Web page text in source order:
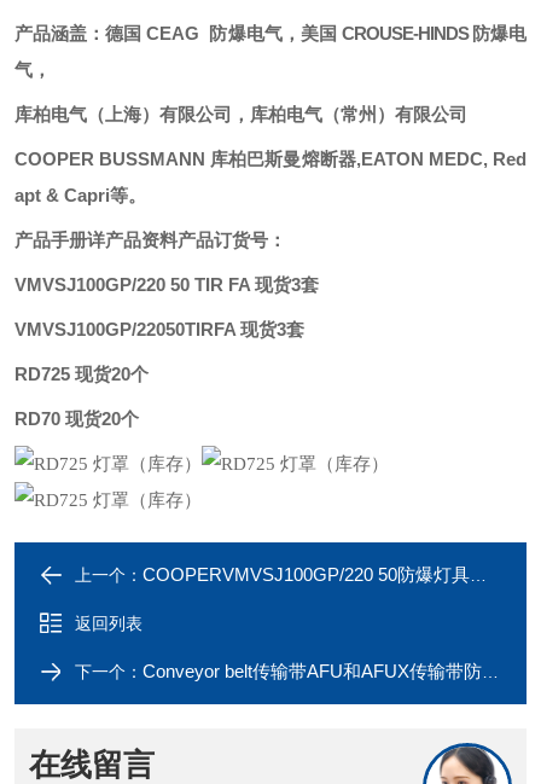
产品涵盖：德国 CEAG 防爆电气， 美国 CROUSE-HINDS 防爆电
气 ，
库柏电气（上海）有限公司，库柏电气（常州）有限公司
COOPER BUSSMANN 库柏巴斯曼熔断器,EATON MEDC, Red
apt & Capri等。
产品手册详产品资料产品订货号：
VMVSJ100GP/220 50 TIR FA 现货3套
VMVSJ100GP/22050TIRFA 现货3套
RD725 现货20个
RD70 现货20个
上一个： COOPERVMVSJ100GP/220 50防爆灯具（库存）
返回列表
下一个： Conveyor belt传输带AFU和AFUX传输带防爆行程开关
在线留言